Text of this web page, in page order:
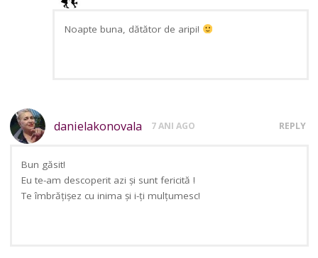
Noapte buna, dătător de aripi!
danielakonovala 7 ANI AGO REPLY
Bun găsit!
Eu te-am descoperit azi și sunt fericită !
Te îmbrățișez cu inima și i-ți mulțumesc!